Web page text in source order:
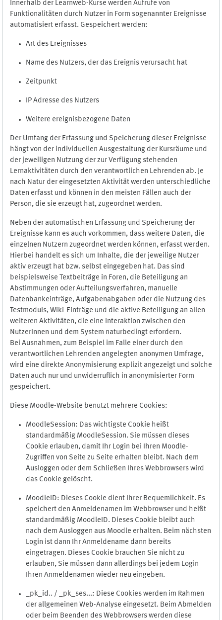
Innerhalb der Learnweb-Kurse werden Aufrufe von
Funktionalitäten durch Nutzer in Form sogenannter Ereignisse
automatisiert erfasst. Gespeichert werden:
Art des Ereignisses
Name des Nutzers, der das Ereignis verursacht hat
Zeitpunkt
IP Adresse des Nutzers
Weitere ereignisbezogene Daten
Der Umfang der Erfassung und Speicherung dieser Ereignisse
hängt von der individuellen Ausgestaltung der Kursräume und
der jeweiligen Nutzung der zur Verfügung stehenden
Lernaktivitäten durch den verantwortlichen Lehrenden ab. Je
nach Natur der eingesetzten Aktivität werden unterschiedliche
Daten erfasst und können in den meisten Fällen auch der
Person, die sie erzeugt hat, zugeordnet werden.
Neben der automatischen Erfassung und Speicherung der
Ereignisse kann es auch vorkommen, dass weitere Daten, die
einzelnen Nutzern zugeordnet werden können, erfasst werden.
Hierbei handelt es sich um Inhalte, die der jeweilige Nutzer
aktiv erzeugt hat bzw. selbst eingegeben hat. Das sind
beispielsweise Textbeiträge in Foren, die Beteiligung an
Abstimmungen oder Aufteilungsverfahren, manuelle
Datenbankeinträge, Aufgabenabgaben oder die Nutzung des
Testmoduls, Wiki-Einträge und die aktive Beteiligung an allen
weiteren Aktivitäten, die eine Interaktion zwischen den
NutzerInnen und dem System naturbedingt erfordern.
Bei Ausnahmen, zum Beispiel im Falle einer durch den
verantwortlichen Lehrenden angelegten anonymen Umfrage,
wird eine direkte Anonymisierung explizit angezeigt und solche
Daten auch nur und unwiderruflich in anonymisierter Form
gespeichert.
Diese Moodle-Website benutzt mehrere Cookies:
MoodleSession: Das wichtigste Cookie heißt
standardmäßig MoodleSession. Sie müssen dieses
Cookie erlauben, damit Ihr Login bei Ihren Moodle-
Zugriffen von Seite zu Seite erhalten bleibt. Nach dem
Ausloggen oder dem Schließen Ihres Webbrowsers wird
das Cookie gelöscht.
MoodleID: Dieses Cookie dient Ihrer Bequemlichkeit. Es
speichert den Anmeldenamen im Webbrowser und heißt
standardmäßig MoodleID. Dieses Cookie bleibt auch
nach dem Ausloggen aus Moodle erhalten. Beim nächsten
Login ist dann Ihr Anmeldename dann bereits
eingetragen. Dieses Cookie brauchen Sie nicht zu
erlauben, Sie müssen dann allerdings bei jedem Login
Ihren Anmeldenamen wieder neu eingeben.
_pk_id.. / _pk_ses...: Diese Cookies werden im Rahmen
der allgemeinen Web-Analyse eingesetzt. Beim Abmelden
oder beim Beenden des Webbrowsers werden diese